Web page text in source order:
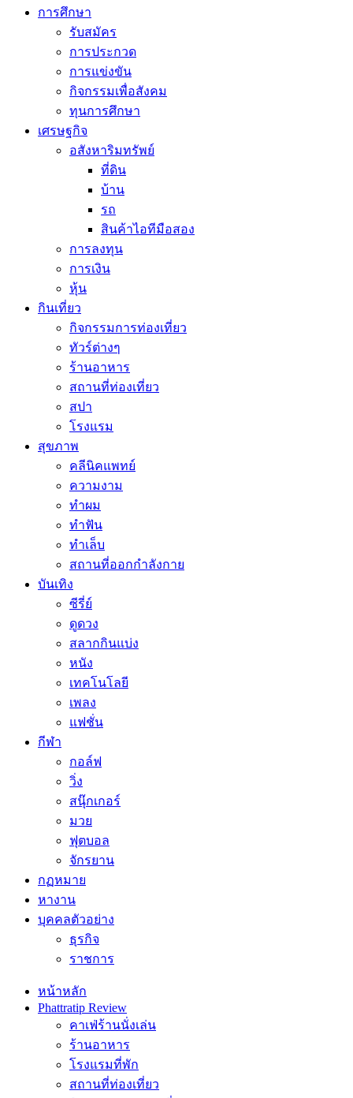
การศึกษา
รับสมัคร
การประกวด
การแข่งขัน
กิจกรรมเพื่อสังคม
ทุนการศึกษา
เศรษฐกิจ
อสังหาริมทรัพย์
ที่ดิน
บ้าน
รถ
สินค้าไอทีมือสอง
การลงทุน
การเงิน
หุ้น
กินเที่ยว
กิจกรรมการท่องเที่ยว
ทัวร์ต่างๆ
ร้านอาหาร
สถานที่ท่องเที่ยว
สปา
โรงแรม
สุขภาพ
คลีนิคแพทย์
ความงาม
ทำผม
ทำฟัน
ทำเล็บ
สถานที่ออกกำลังกาย
บันเทิง
ซีรี่ย์
ดูดวง
สลากกินแบ่ง
หนัง
เทคโนโลยี
เพลง
แฟชั่น
กีฬา
กอล์ฟ
วิ่ง
สนุ๊กเกอร์
มวย
ฟุตบอล
จักรยาน
กฏหมาย
หางาน
บุคคลตัวอย่าง
ธุรกิจ
ราชการ
หน้าหลัก
Phattratip Review
คาเฟ่ร้านนั่งเล่น
ร้านอาหาร
โรงแรมที่พัก
สถานที่ท่องเที่ยว